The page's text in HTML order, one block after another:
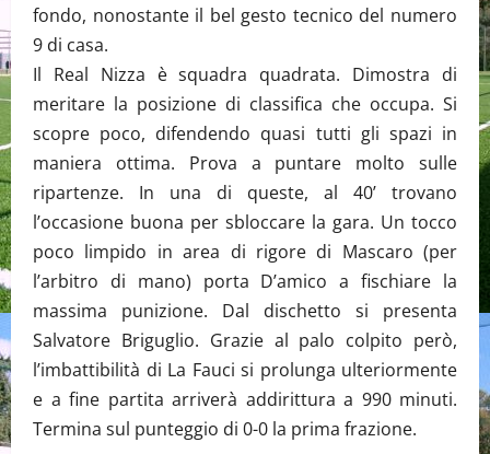
fondo, nonostante il bel gesto tecnico del numero
9 di casa.
Il Real Nizza è squadra quadrata. Dimostra di
meritare la posizione di classifica che occupa. Si
scopre poco, difendendo quasi tutti gli spazi in
maniera ottima. Prova a puntare molto sulle
ripartenze. In una di queste, al 40’ trovano
l’occasione buona per sbloccare la gara. Un tocco
poco limpido in area di rigore di Mascaro (per
l’arbitro di mano) porta D’amico a fischiare la
massima punizione. Dal dischetto si presenta
Salvatore Briguglio. Grazie al palo colpito però,
l’imbattibilità di La Fauci si prolunga ulteriormente
e a fine partita arriverà addirittura a 990 minuti.
Termina sul punteggio di 0-0 la prima frazione.